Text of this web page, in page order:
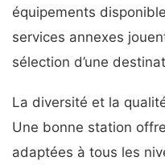
équipements
services annexes
sélection d’une
La diversité et la
Une bonne station
adaptées à tous les